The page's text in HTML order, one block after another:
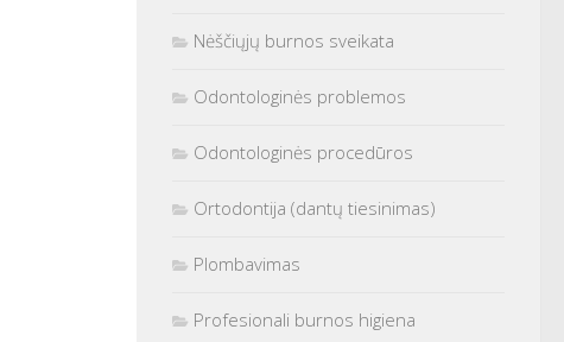
Nėščiųjų burnos sveikata
Odontologinės problemos
Odontologinės procedūros
Ortodontija (dantų tiesinimas)
Plombavimas
Profesionali burnos higiena